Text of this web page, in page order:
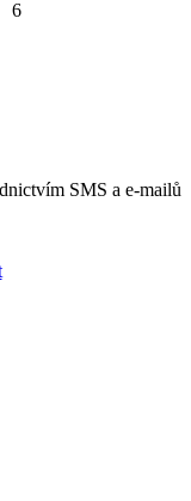
6
SMS a e-mailů